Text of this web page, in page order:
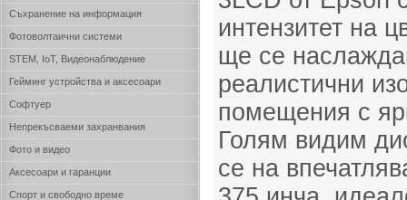
Съхранение на информация
Фотоволтаични системи
STEM, IoT, Видеонаблюдение
Гейминг устройства и аксесоари
Софтуер
Непрекъсваеми захранвания
Фото и видео
Аксесоари и гаранции
Спорт и свободно време
интензитет на
ще се
реалистични
помещения с
Голям видим
се на